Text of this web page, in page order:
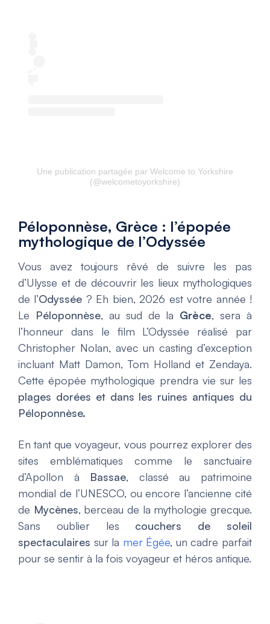
Une publication partagée par Welcome to Yorkshire
(@welcometoyorkshire)
Péloponnèse, Grèce : l’épopée
mythologique de l’Odyssée
Vous avez toujours rêvé de suivre les pas
d’Ulysse et de découvrir les lieux mythologiques
de l’Odyssée ? Eh bien, 2026 est votre année !
Le Péloponnèse, au sud de la Grèce, sera à
l’honneur dans le film L’Odyssée réalisé par
Christopher Nolan, avec un casting d’exception
incluant Matt Damon, Tom Holland et Zendaya.
Cette épopée mythologique prendra vie sur les
plages dorées et dans les ruines antiques du
Péloponnèse.
En tant que voyageur, vous pourrez explorer des
sites emblématiques comme le sanctuaire
d’Apollon à Bassae, classé au patrimoine
mondial de l’UNESCO, ou encore l’ancienne cité
de Mycènes, berceau de la mythologie grecque.
Sans oublier les couchers de soleil
spectaculaires sur la mer Égée, un cadre parfait
pour se sentir à la fois voyageur et héros antique.